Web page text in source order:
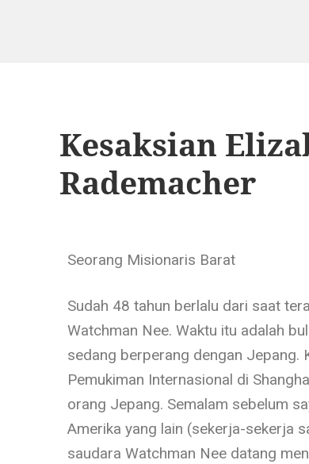
Kesaksian
Rademacher
Seorang Misionaris Barat
Sudah 48 tahun berlalu dari saat
Watchman Nee. Waktu itu adalah
sedang ber­perang dengan Jepang.
Pemukiman Internasional di
orang Jepang. Semalam sebelum
Amerika yang lain (se­kerja-sekerja
saudara Watchman Nee datang